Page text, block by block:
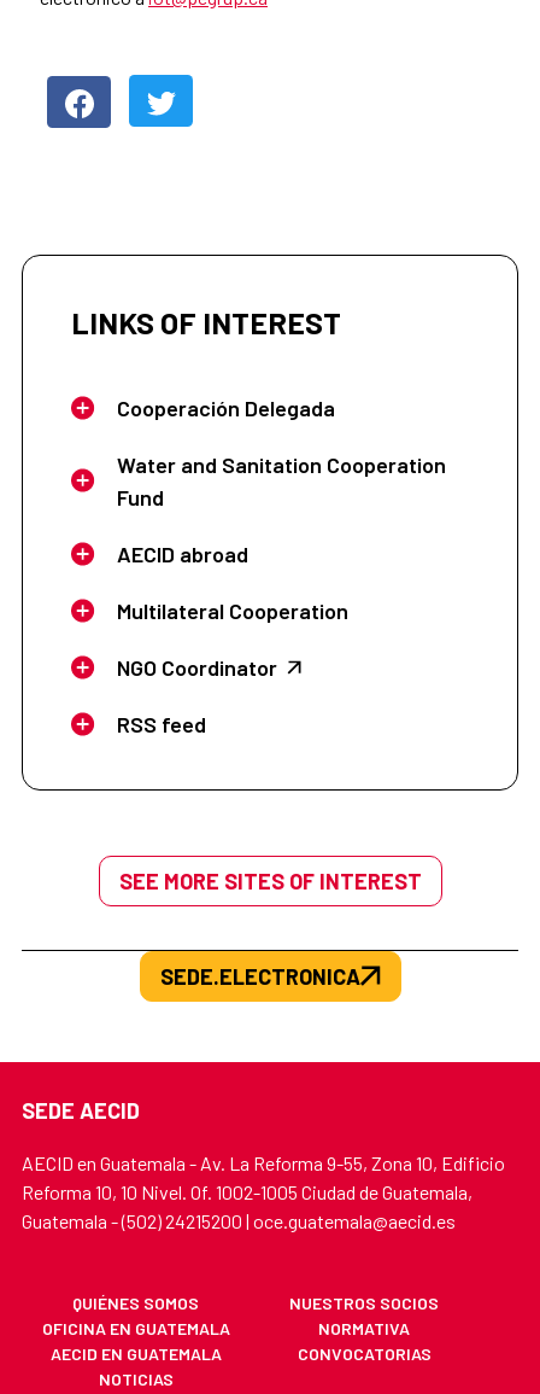
LINKS OF INTEREST
Cooperación Delegada
Water and Sanitation Cooperation
Fund
AECID abroad
Multilateral Cooperation
NGO Coordinator
RSS feed
SEE MORE SITES OF INTEREST
SEDE.ELECTRONICA
SEDE AECID
AECID en Guatemala - Av. La Reforma 9-55, Zona 10, Edificio
Reforma 10, 10 Nivel. Of. 1002-1005 Ciudad de Guatemala,
Guatemala - (502) 24215200 | oce.guatemala@aecid.es
QUIÉNES SOMOS
NUESTROS SOCIOS
OFICINA EN GUATEMALA
NORMATIVA
AECID EN GUATEMALA
CONVOCATORIAS
NOTICIAS